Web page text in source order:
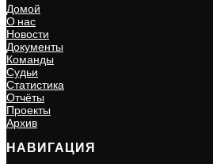
Домой
О нас
Новости
Документы
Команды
Судьи
Статистика
Отчёты
Проекты
Архив
НАВИГАЦИЯ